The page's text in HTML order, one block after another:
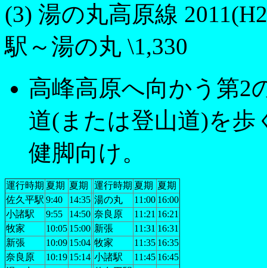
(3) 湯の丸高原線
駅～湯の丸 \1,330
高峰高原へ向かう第2
道(または登山道)を歩
健脚向け。
運行時期 夏期 夏期 運行時期 夏期 夏期
佐久平駅 9:40 14:35 湯の丸 11:00 16:00
小諸駅
9:55 14:50 奈良原 11:21 16:21
牧家
10:05 15:00 新張 11:31 16:31
新張
10:09 15:04 牧家 11:35 16:35
奈良原
10:19 15:14 小諸駅 11:45 16:45